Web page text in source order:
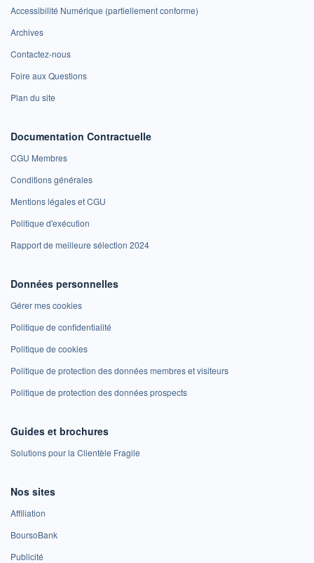
Accessibilité Numérique (partiellement conforme)
Archives
Contactez-nous
Foire aux Questions
Plan du site
Documentation Contractuelle
CGU Membres
Conditions générales
Mentions légales et CGU
Politique d'exécution
Rapport de meilleure sélection 2024
Données personnelles
Gérer mes cookies
Politique de confidentialité
Politique de cookies
Politique de protection des données membres et visiteurs
Politique de protection des données prospects
Guides et brochures
Solutions pour la Clientèle Fragile
Nos sites
Affiliation
BoursoBank
Publicité